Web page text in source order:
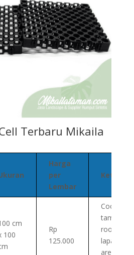
Terbaru Mikaila
Harga
per
Lembar
cm
100
Rp
125.000
Cocok
taman,
rooftop,
area